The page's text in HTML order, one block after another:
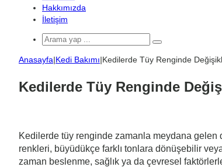
Hakkımızda
İletişim
Arama
yap
...
Anasayfa|Kedi Bakımı|Kedilerde Tüy Renginde
Kedilerde Tüy Renginde
Kedilerde tüy renginde zamanla meydana
renkleri, büyüdükçe farklı tonlara dönüşebilir
zaman beslenme, sağlık ya da çevresel